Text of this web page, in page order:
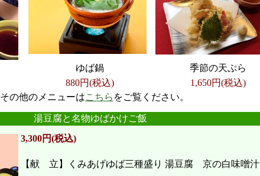
ゆば鍋
季節の天ぷら
880円(税込) 1,650円(税込)
その他のメニューはこちら をご覧ください。
湯豆腐と名物ゆばかけご飯
3,300円(税込)
【献 立】くみあげゆば三種盛り 湯豆腐 京の白味噌汁